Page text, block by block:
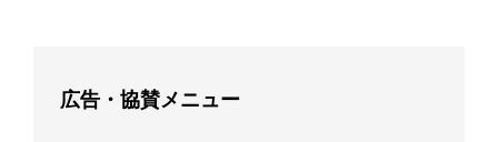
広告・協賛メニュー